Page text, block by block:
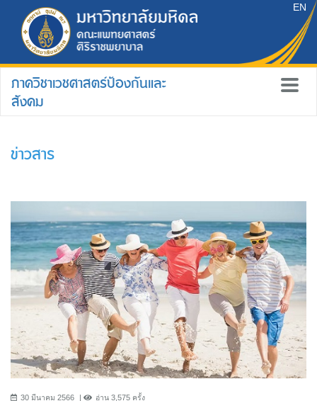
EN
ภาควิชาเวชศาสตร์ป้องกันและ
สังคม
ข่าวสาร
30 มีนาคม 2566 อ่าน 3,575 ครั้ง